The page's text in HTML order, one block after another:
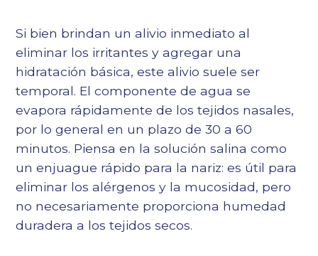
Si bien brindan un alivio inmediato al
eliminar los irritantes y agregar una
hidratación básica, este alivio suele ser
temporal. El componente de agua se
evapora rápidamente de los tejidos nasales,
por lo general en un plazo de 30 a 60
minutos. Piensa en la solución salina como
un enjuague rápido para la nariz: es útil para
eliminar los alérgenos y la mucosidad, pero
no necesariamente proporciona humedad
duradera a los tejidos secos.